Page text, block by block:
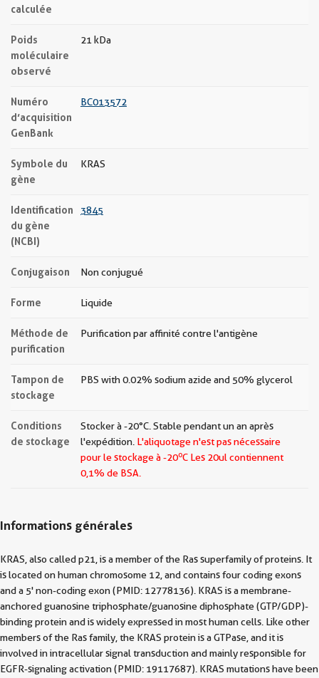
calculée
Poids
moléculaire
observé
21 kDa
Numéro
d’acquisition
GenBank
BC013572
Symbole du
gène
KRAS
Identification
du gène
(NCBI)
3845
Conjugaison Non conjugué
Forme Liquide
Méthode de
purification
Purification par affinité contre l'antigène
Tampon de
stockage
PBS with 0.02% sodium azide and 50% glycerol
Conditions
de stockage
Stocker à -20°C. Stable pendant un an après
l'expédition. L'aliquotage n'est pas nécessaire
pour le stockage à -20oC Les 20ul contiennent
0,1% de BSA.
Informations générales
KRAS, also called p21, is a member of the Ras superfamily of proteins. It
is located on human chromosome 12, and contains four coding exons
and a 5' non-coding exon (PMID: 12778136). KRAS is a membrane-
anchored guanosine triphosphate/guanosine diphosphate (GTP/GDP)-
binding protein and is widely expressed in most human cells. Like other
members of the Ras family, the KRAS protein is a GTPase, and it is
involved in intracellular signal transduction and mainly responsible for
EGFR-signaling activation (PMID: 19117687). KRAS mutations have been